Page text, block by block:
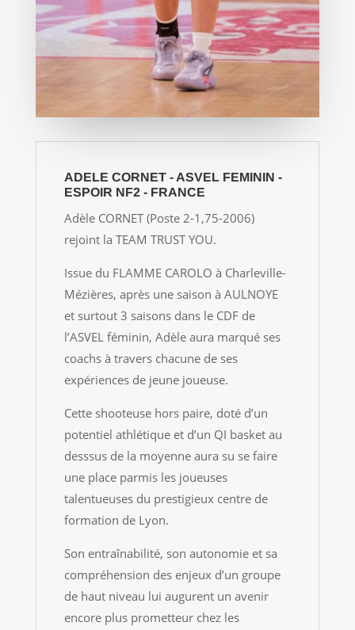
ADELE CORNET - ASVEL FEMININ -
ESPOIR NF2 - FRANCE
Adèle CORNET (Poste 2-1,75-2006)
rejoint la TEAM TRUST YOU.
Issue du FLAMME CAROLO à Charleville-
Mézières, après une saison à AULNOYE
et surtout 3 saisons dans le CDF de
l’ASVEL féminin, Adèle aura marqué ses
coachs à travers chacune de ses
expériences de jeune joueuse.
Cette shooteuse hors paire, doté d’un
potentiel athlétique et d’un QI basket au
desssus de la moyenne aura su se faire
une place parmis les joueuses
talentueuses du prestigieux centre de
formation de Lyon.
Son entraînabilité, son autonomie et sa
compréhension des enjeux d’un groupe
de haut niveau lui augurent un avenir
encore plus prometteur chez les